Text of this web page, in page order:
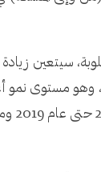
سنويًا حتى عام 2030، وهو